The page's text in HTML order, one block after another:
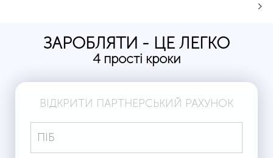
ЗАРОБЛЯТИ - ЦЕ ЛЕГКО
4 прості кроки
ВІДКРИТИ ПАРТНЕРСЬКИЙ РАХУНОК